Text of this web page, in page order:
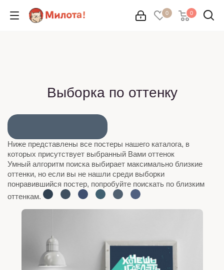
0 0
Выборка по оттенку
Ниже представлены все постеры нашего каталога, в
которых присутствует выбранный Вами оттенок
Умный алгоритм поиска выбирает максимально близкие
оттенки, но если вы не нашли среди выборки
понравившийся постер, попробуйте поискать по близким
оттенкам.